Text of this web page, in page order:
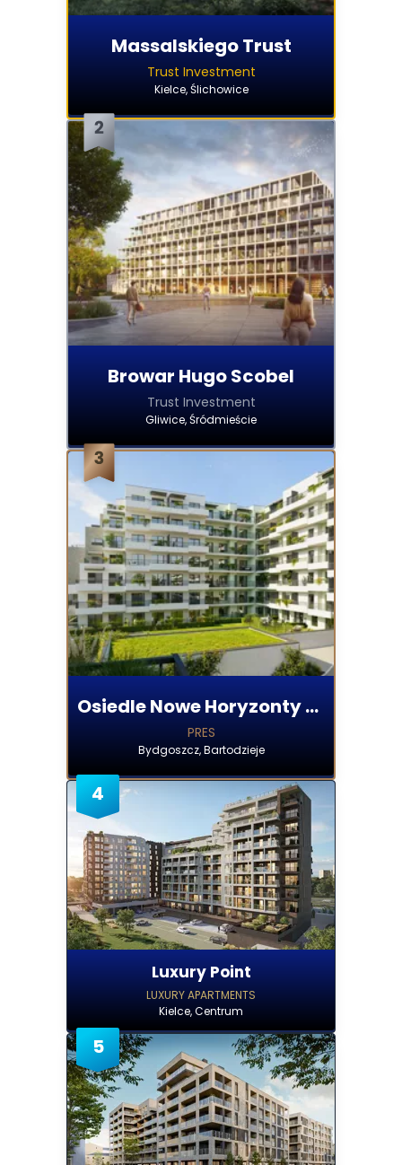
Massalskiego Trust
Trust Investment
Kielce, Ślichowice
Browar Hugo Scobel
Trust Investment
Gliwice, Śródmieście
Osiedle Nowe Horyzonty - etap II
PRES
Bydgoszcz, Bartodzieje
4
Luxury Point
LUXURY APARTMENTS
Kielce, Centrum
5